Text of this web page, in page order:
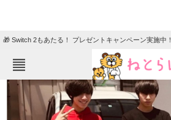
🎁 Switch 2もあたる！ プレゼントキャンペーン実施中！
ねとらぼメニュー
ニュース